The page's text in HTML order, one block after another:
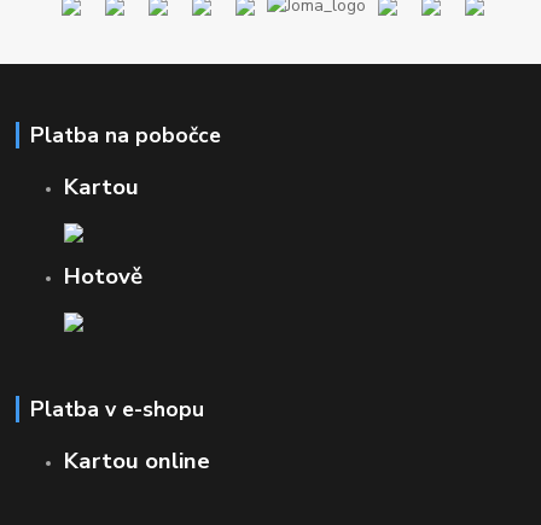
Platba na pobočce
Kartou
Hotově
Platba v e-shopu
Kartou online